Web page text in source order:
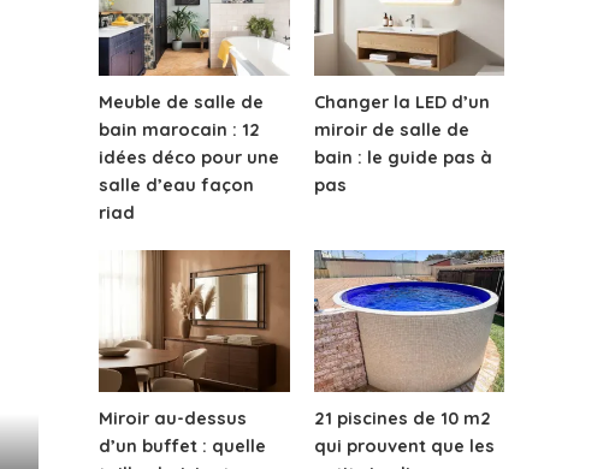
Meuble de salle de
bain marocain : 12
idées déco pour une
salle d’eau façon
riad
Changer la LED d’un
miroir de salle de
bain : le guide pas à
pas
Miroir au-dessus
d’un buffet : quelle
21 piscines de 10 m2
qui prouvent que les